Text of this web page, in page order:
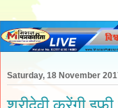
Saturday, 18 November